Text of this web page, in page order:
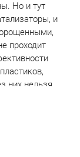
Но и тут
и
проходит
них нельзя
пластик для
как тут
и
проблемы. В